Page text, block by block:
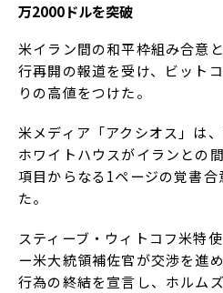
万2000ドルを突破
米イラン間の和平枠組み合意
行再開の報道を受け、ビット
りの高値をつけた。
米メディア「アクシオス」は
ホワイトハウスがイランとの
項目からなる1ページの覚書
た。
スティーブ・ウィトコフ米特
ー米大統領補佐官が交渉を進
行為の終結を宣言し、ホルム